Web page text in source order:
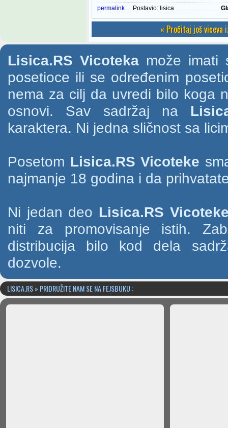
permalink Postavio: lisica
« Pročitaj još viceva
Lisica.RS Vicotekamože imati
posetioce ili se određenim
nema za cilj da uvredi bilo koga
osnovi. Sav sadržaj na
karaktera. Ni jedna sličnost sa
Posetom Lisica.RS Vicoteke
najmanje 18 godina i da
Ni jedan deo Lisica.RS
niti za promovisanje istih.
distribucija bilo kod dela
dozvole.
LISICA.RS » PRIDRUŽITE NAM SE NA FEJSBUKU :